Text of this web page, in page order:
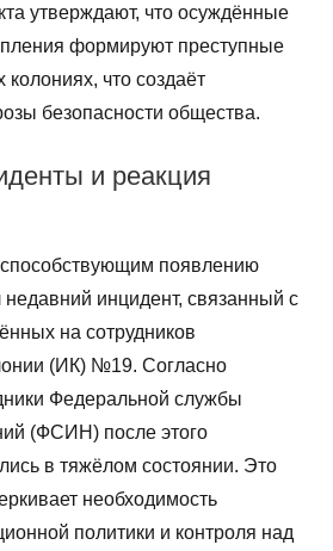
утверждают, что осуждённые
формируют преступные
колониях, что создаёт
безопасности общества.
и реакция
появлению
недавний инцидент, связанный с
на сотрудников
(ИК) №19. Согласно
Федеральной службы
(ФСИН) после этого
в тяжёлом состоянии. Это
необходимость
политики и контроля над